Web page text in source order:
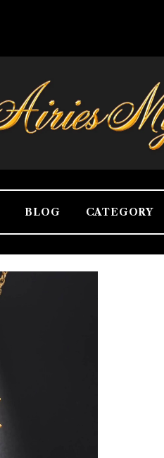
BLOG CATEGORY